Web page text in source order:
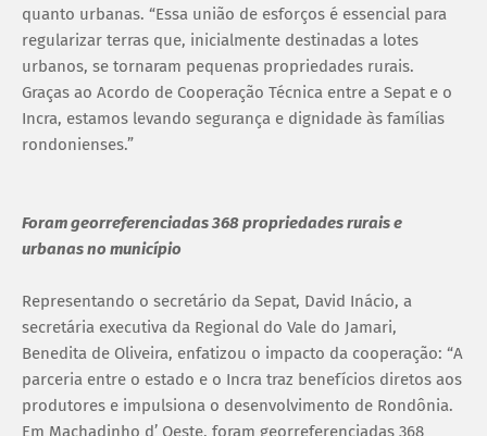
quanto urbanas. “Essa união de esforços é essencial para
regularizar terras que, inicialmente destinadas a lotes
urbanos, se tornaram pequenas propriedades rurais.
Graças ao Acordo de Cooperação Técnica entre a Sepat e o
Incra, estamos levando segurança e dignidade às famílias
rondonienses.”
Foram georreferenciadas 368 propriedades rurais e
urbanas no município
Representando o secretário da Sepat, David Inácio, a
secretária executiva da Regional do Vale do Jamari,
Benedita de Oliveira, enfatizou o impacto da cooperação: “A
parceria entre o estado e o Incra traz benefícios diretos aos
produtores e impulsiona o desenvolvimento de Rondônia.
Em Machadinho d’ Oeste, foram georreferenciadas 368